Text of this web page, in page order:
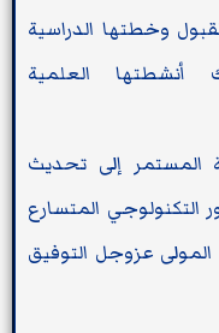
وخطتها الدراسية
أنشطتها العلمية
المستمر إلى تحديث
التكنولوجي المتسارع
المولى عزوجل التوفيق